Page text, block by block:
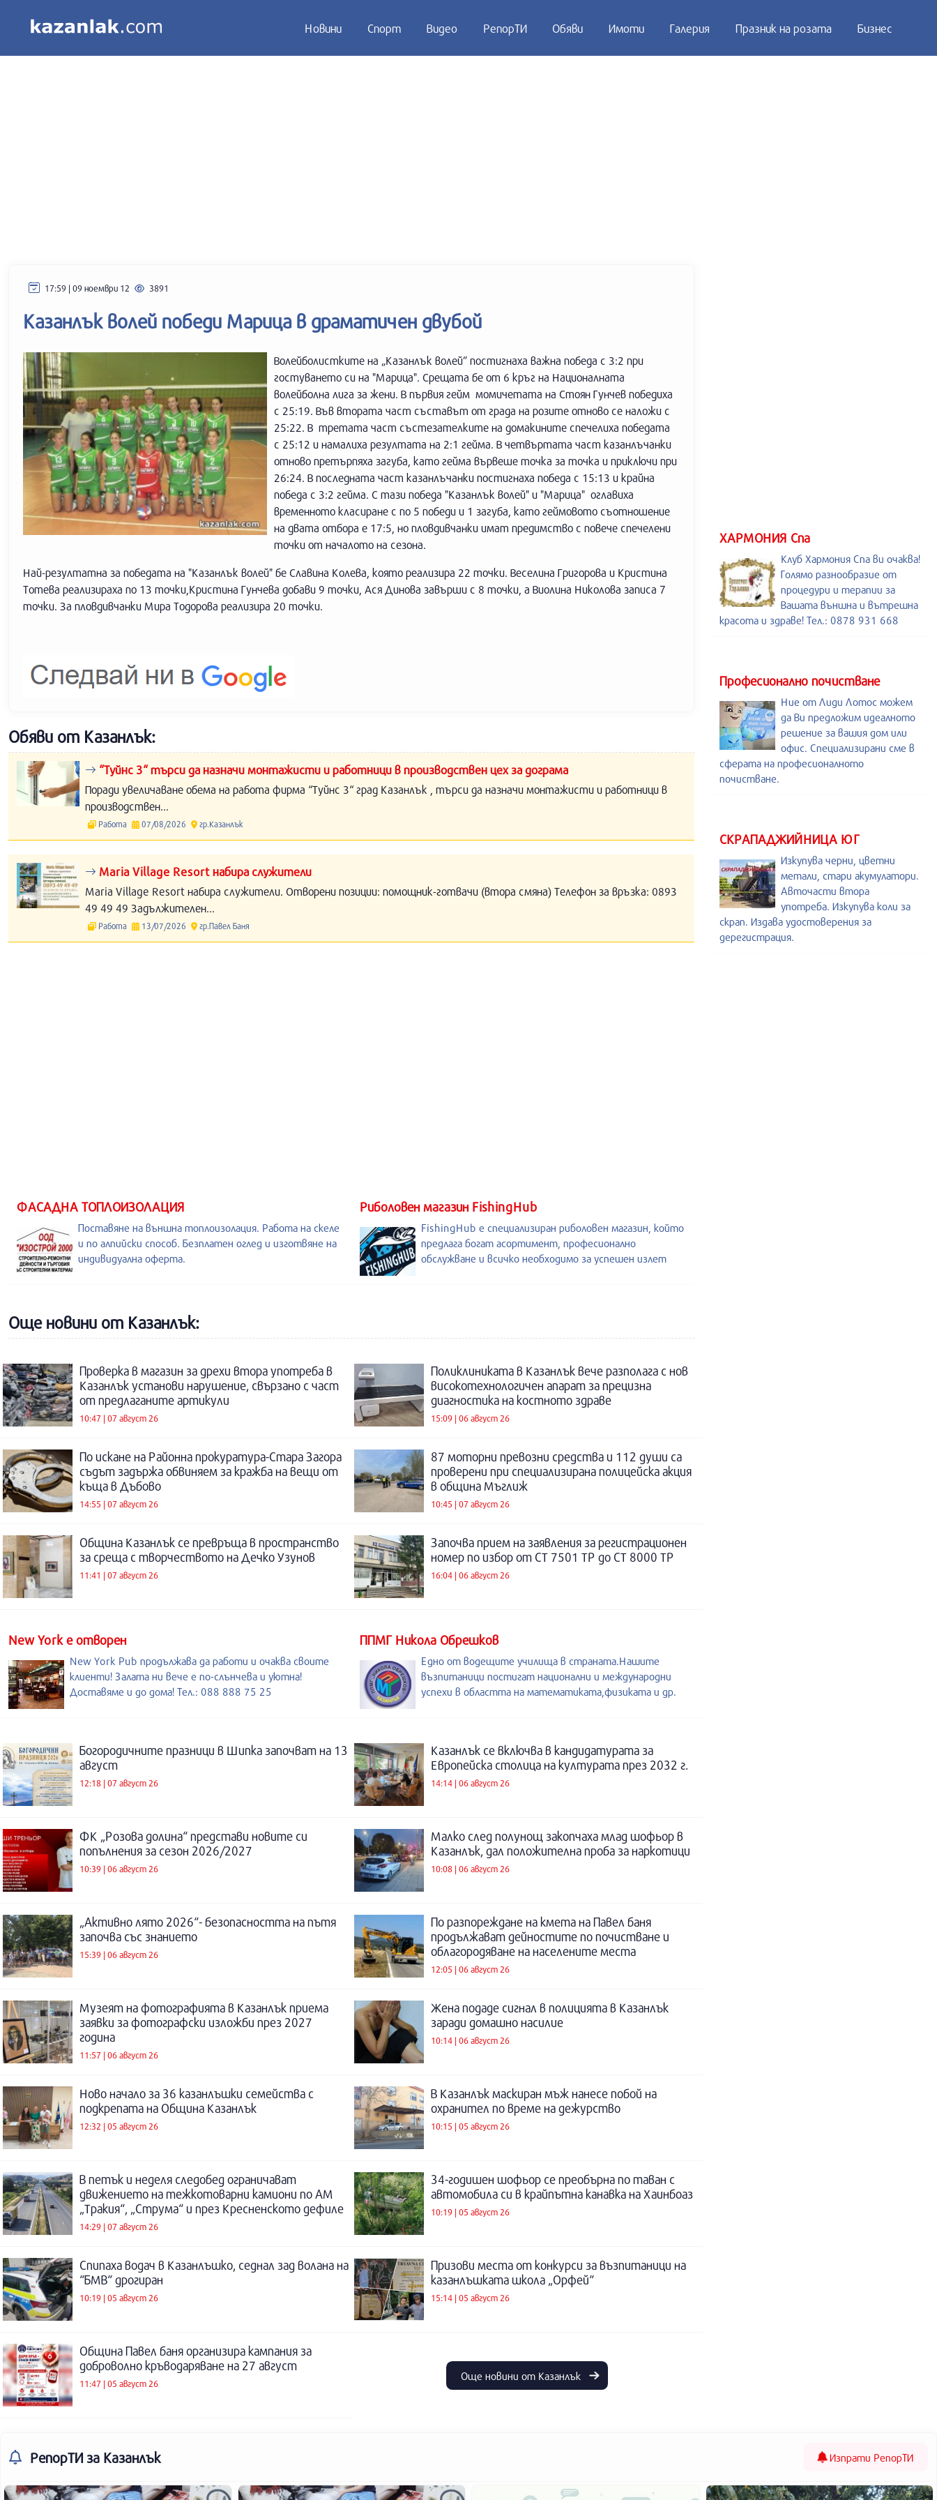
Новини Спорт Видео РепорТИ Обяви Имоти Галерия Празник на розата Бизнес
17:59 | 09 ноември 12 3891
Казанлък волей победи Марица в драматичен двубой
Волейболистките на „Казанлък волей” постигнаха важна победа с 3:2 при
гостуването си на "Марица". Срещата бе от 6 кръг на Националната
волейболна лига за жени. В първия гейм момичетата на Стоян Гунчев победиха
с 25:19. Във втората част съставът от града на розите отново се наложи с
25:22. В третата част състезателките на домакините спечелиха победата
с 25:12 и намалиха резултата на 2:1 гейма. В четвъртата част казанлъчанки
отново претърпяха загуба, като гейма вървеше точка за точка и приключи при
26:24. В последната част казанлъчанки постигнаха победа с 15:13 и крайна
победа с 3:2 гейма. С тази победа "Казанлък волей" и "Марица" оглавиха
временното класиране с по 5 победи и 1 загуба, като геймовото съотношение
на двата отбора е 17:5, но пловдивчанки имат предимство с повече спечелени
точки от началото на сезона.
Най-резултатна за победата на "Казанлък волей" бе Славина Колева, която реализира 22 точки. Веселина Григорова и Кристина
Тотева реализираха по 13 точки,Кристина Гунчева добави 9 точки, Ася Динова завърши с 8 точки, а Виолина Николова записа 7
точки. За пловдивчанки Мира Тодорова реализира 20 точки.
Обяви от Казанлък:
“Туйнс 3“ търси да назначи монтажисти и работници в производствен цех за дограма
Поради увеличаване обема на работа фирма “Туйнс 3“ град Казанлък , търси да назначи монтажисти и работници в
производствен...
Работа 07/08/2026 гр.Казанлък
Maria Village Resort набира служители
Maria Village Resort набира служители. Отворени позиции: помощник-готвачи (втора смяна) Телефон за връзка: 0893
49 49 49 Задължителен...
Работа 13/07/2026 гр.Павел Баня
ХАРМОНИЯ Спа
Клуб Хармония Спа ви очаква!
Голямо разнообразие от
процедури и терапии за
Вашата външна и вътрешна
красота и здраве! Тел.: 0878 931 668
Професионално почистване
Ние от Лиди Лотос можем
да Ви предложим идеалното
решение за вашия дом или
офис. Специализирани сме в
сферата на професионалното
почистване.
СКРАПАДЖИЙНИЦА ЮГ
Изкупува черни, цветни
метали, стари акумулатори.
Авточасти втора
употреба. Изкупува коли за
скрап. Издава удостоверения за
дерегистрация.
ФАСАДНА ТОПЛОИЗОЛАЦИЯ
Поставяне на външна топлоизолация. Работа на скеле
и по алпийски способ. Безплатен оглед и изготвяне на
индивидуална оферта.
Риболовен магазин FishingHub
FishingHub е специализиран риболовен магазин, който
предлага богат асортимент, професионално
обслужване и всичко необходимо за успешен излет
Още новини от Казанлък:
Проверка в магазин за дрехи втора употреба в
Казанлък установи нарушение, свързано с част
от предлаганите артикули
10:47 | 07 август 26
Поликлиниката в Казанлък вече разполага с нов
високотехнологичен апарат за прецизна
диагностика на костното здраве
15:09 | 06 август 26
По искане на Районна прокуратура-Стара Загора
съдът задържа обвиняем за кражба на вещи от
къща в Дъбово
14:55 | 07 август 26
87 моторни превозни средства и 112 души са
проверени при специализирана полицейска акция
в община Мъглиж
10:45 | 07 август 26
Община Казанлък се превръща в пространство
за среща с творчеството на Дечко Узунов
11:41 | 07 август 26
Започва прием на заявления за регистрационен
номер по избор от СТ 7501 ТР до СТ 8000 ТР
16:04 | 06 август 26
New York е отворен
New York Pub продължава да работи и очаква своите
клиенти! Залата ни вече е по-слънчева и уютна!
Доставяме и до дома! Тел.: 088 888 75 25
ППМГ Никола Обрешков
Едно от водещите училища в страната.Нашите
възпитаници постигат национални и международни
успехи в областта на математиката,физиката и др.
Богородичните празници в Шипка започват на 13
август
12:18 | 07 август 26
Казанлък се включва в кандидатурата за
Европейска столица на културата през 2032 г.
14:14 | 06 август 26
ФК „Розова долина“ представи новите си
попълнения за сезон 2026/2027
10:39 | 06 август 26
Малко след полунощ закопчаха млад шофьор в
Казанлък, дал положителна проба за наркотици
10:08 | 06 август 26
„Активно лято 2026“- безопасността на пътя
започва със знанието
15:39 | 06 август 26
По разпореждане на кмета на Павел баня
продължават дейностите по почистване и
облагородяване на населените места
12:05 | 06 август 26
Музеят на фотографията в Казанлък приема
заявки за фотографски изложби през 2027
година
11:57 | 06 август 26
Жена подаде сигнал в полицията в Казанлък
заради домашно насилие
10:14 | 06 август 26
Ново начало за 36 казанлъшки семейства с
подкрепата на Община Казанлък
12:32 | 05 август 26
В Казанлък маскиран мъж нанесе побой на
охранител по време на дежурство
10:15 | 05 август 26
В петък и неделя следобед ограничават
движението на тежкотоварни камиони по АМ
„Тракия“, „Струма“ и през Кресненското дефиле
14:29 | 07 август 26
34-годишен шофьор се преобърна по таван с
автомобила си в крайпътна канавка на Хаинбоаз
10:19 | 05 август 26
Спипаха водач в Казанлъшко, седнал зад волана на
“БМВ“ дрогиран
10:19 | 05 август 26
Призови места от конкурси за възпитаници на
казанлъшката школа „Орфей“
15:14 | 05 август 26
Община Павел баня организира кампания за
доброволно кръводаряване на 27 август
11:47 | 05 август 26
Още новини от Казанлък
РепорТИ за Казанлък Изпрати РепорТИ